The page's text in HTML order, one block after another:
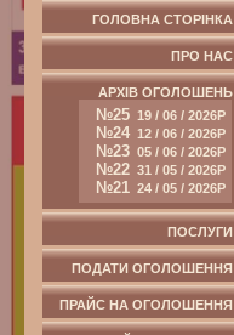
ГОЛОВНА СТОРІНКА
ПРО НАС
АРХІВ ОГОЛОШЕНЬ
№25 19 / 06 / 2026Р
№24 12 / 06 / 2026Р
№23 05 / 06 / 2026Р
№22 31 / 05 / 2026Р
№21 24 / 05 / 2026Р
ПОСЛУГИ
ПОДАТИ ОГОЛОШЕННЯ
ПРАЙС НА ОГОЛОШЕННЯ